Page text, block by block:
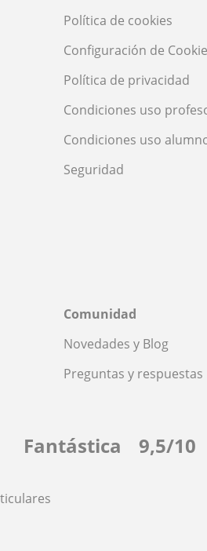
Política de cookies
Configuración de
Política de privacidad
Condiciones uso
Condiciones uso
Seguridad
Comunidad
Novedades y Blog
Preguntas y respuestas
Fantástica 9,5/10